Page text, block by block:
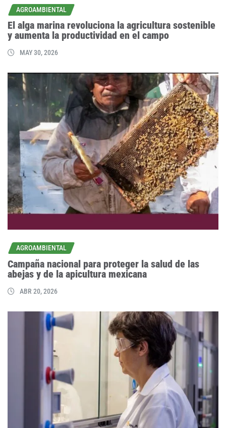
AGROAMBIENTAL
El alga marina revoluciona la agricultura sostenible
y aumenta la productividad en el campo
MAY 30, 2026
AGROAMBIENTAL
Campaña nacional para proteger la salud de las
abejas y de la apicultura mexicana
ABR 20, 2026